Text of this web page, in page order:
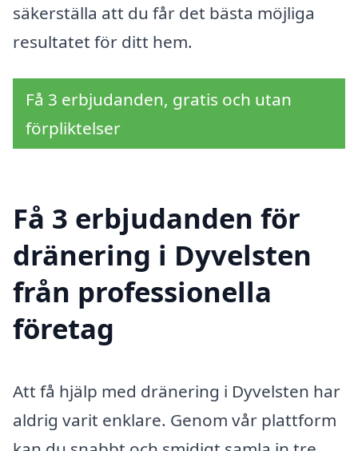
säkerställa att du får det bästa möjliga
resultatet för ditt hem.
Få 3 erbjudanden, gratis och utan
förpliktelser
Få 3 erbjudanden för
dränering i Dyvelsten
från professionella
företag
Att få hjälp med dränering i Dyvelsten har
aldrig varit enklare. Genom vår plattform